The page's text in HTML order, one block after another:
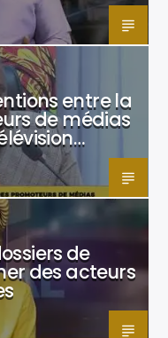
entre la
de médias
de
des acteurs